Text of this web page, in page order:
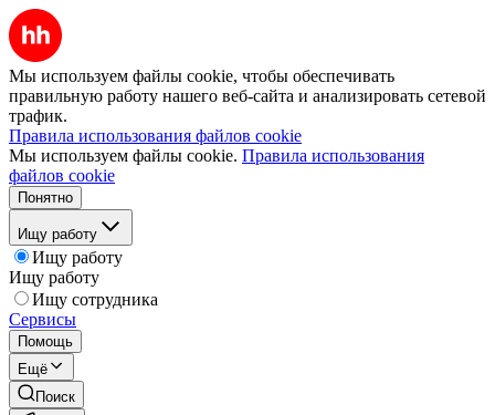
Мы используем файлы cookie, чтобы обеспечивать
правильную работу нашего веб-сайта и анализировать сетевой
трафик.
Правила использования файлов cookie
Мы используем файлы cookie. Правила использования
файлов cookie
Понятно
Ищу работу
Ищу работу
Ищу работу
Ищу сотрудника
Сервисы
Помощь
Ещё
Поиск